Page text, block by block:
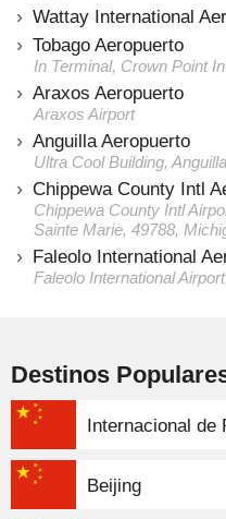
Wattay International
Tobago Aeropuerto
In Terminal, Crown Point
Araxos Aeropuerto
Araxos Airport
Anguilla Aeropuerto
Ultra Cool Building, Anguilla
Chippewa County Intl
Chippewa County Intl
Sainte Marie, 49788,
Faleolo International
Faleolo International
Destinos
Internacional de
Beijing